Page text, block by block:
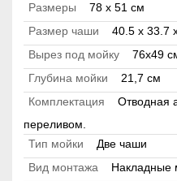
Размеры
78 x 51 см
Размер чаши
40.5 x 33.7
Вырез под мойку
76x49
Глубина мойки
21,7 см
Комплектация
Отводная
переливом.
Тип мойки
Две чаши
Вид монтажа
Накладные